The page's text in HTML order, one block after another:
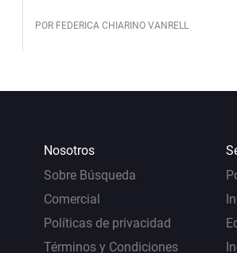
POR FEDERICA CHIARINO VANRELL
Nosotros
Sobre Búsqueda
Comercial
Políticas de privacidad
Términos y Condiciones